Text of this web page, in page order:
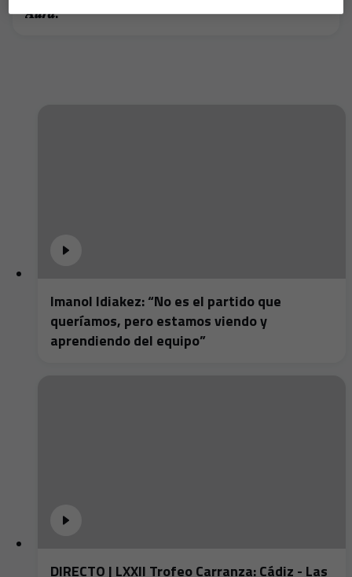
𝑨𝒖𝒓𝒂.
Imanol Idiakez: “No es el partido que
queríamos, pero estamos viendo y
aprendiendo del equipo”
DIRECTO | LXXII Trofeo Carranza: Cádiz - Las